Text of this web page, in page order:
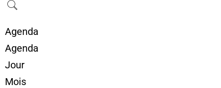
Agenda
Agenda
Jour
Mois